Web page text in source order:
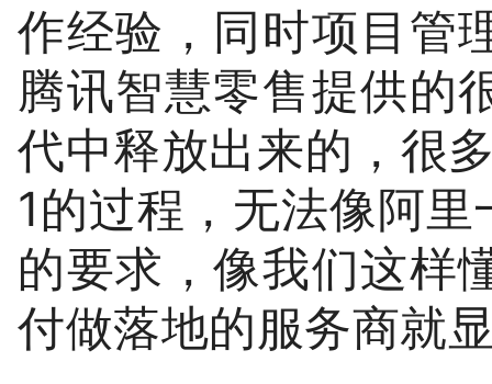
作经验，同时项目管
腾讯智慧零售提供的
代中释放出来的，很
1的过程，无法像阿
的要求，像我们这样
付做落地的服务商就